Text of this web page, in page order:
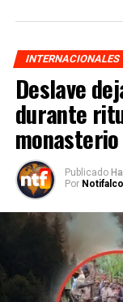
INTERNACIONALES
Deslave
durante
monasterio
Publicado
Por